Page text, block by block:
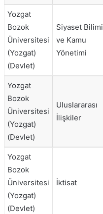
Yozgat
Bozok
Üniversitesi
(Yozgat)
(Devlet)
Siyaset Bilimi
ve Kamu
Yönetimi
Yozgat
Bozok
Üniversitesi
(Yozgat)
(Devlet)
Uluslararası
İlişkiler
Yozgat
Bozok
Üniversitesi
(Yozgat)
(Devlet)
İktisat